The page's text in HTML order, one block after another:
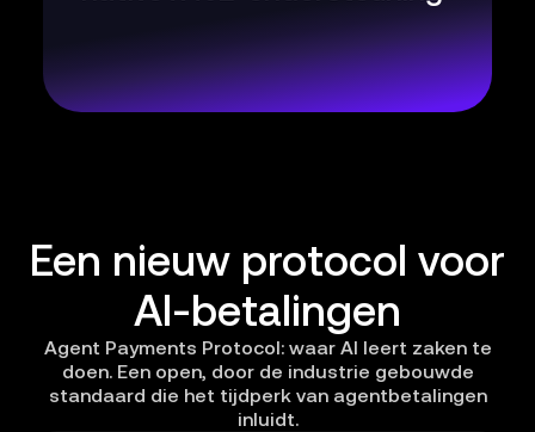
Een nieuw protocol voor
AI-betalingen
Agent Payments Protocol: waar AI leert zaken te
doen. Een open, door de industrie gebouwde
standaard die het tijdperk van agentbetalingen
inluidt.